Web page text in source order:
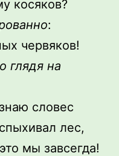
косяков?
:
червяков!
глядя на
словес
лес,
мы завсегда!